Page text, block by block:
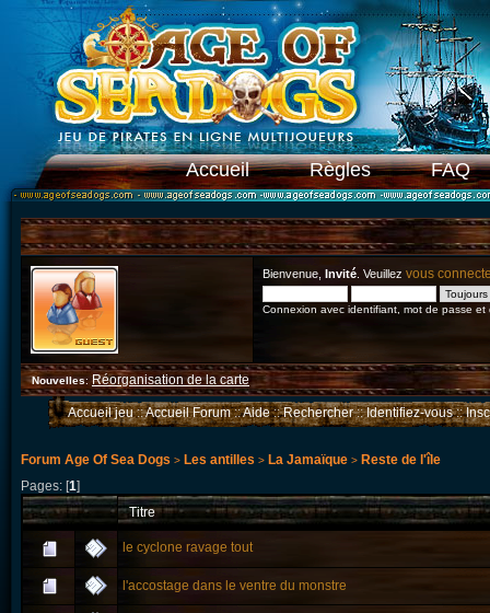
Accueil Règles FAQ
Bienvenue, Invité . Veuillez vous
Connexion avec identifiant, mot de passe et
Nouvelles: Réorganisation de la carte
Accueil jeu::Accueil Forum::Aide::Rechercher::Identifiez-vous::
Forum Age Of Sea Dogs > Les antilles > La Jamaïque > Reste de l'île
Pages: [1]
Titre
le cyclone ravage tout
l'accostage dans le ventre du monstre